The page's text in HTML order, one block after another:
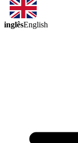
inglêsEnglish